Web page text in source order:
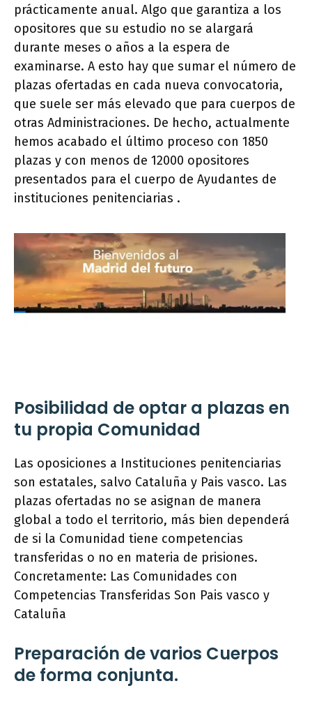
prácticamente anual. Algo que garantiza a los
opositores que su estudio no se alargará
durante meses o años a la espera de
examinarse. A esto hay que sumar el número de
plazas ofertadas en cada nueva convocatoria,
que suele ser más elevado que para cuerpos de
otras Administraciones. De hecho, actualmente
hemos acabado el último proceso con 1850
plazas y con menos de 12000 opositores
presentados para el cuerpo de Ayudantes de
instituciones penitenciarias .
Posibilidad de optar a plazas en
tu propia Comunidad
Las oposiciones a Instituciones penitenciarias
son estatales, salvo Cataluña y Pais vasco. Las
plazas ofertadas no se asignan de manera
global a todo el territorio, más bien dependerá
de si la Comunidad tiene competencias
transferidas o no en materia de prisiones.
Concretamente: Las Comunidades con
Competencias Transferidas Son Pais vasco y
Cataluña
Preparación de varios Cuerpos
de forma conjunta.